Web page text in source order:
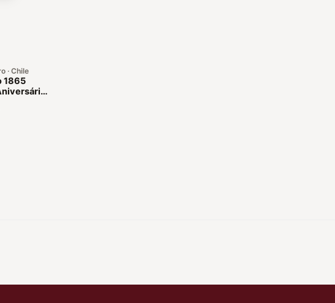
· Chile
1865